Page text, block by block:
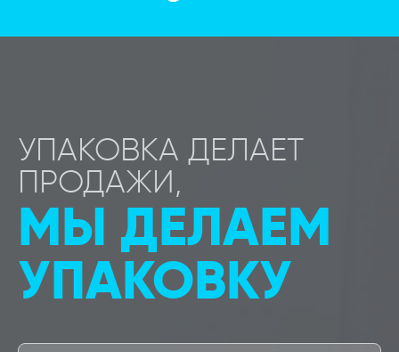
УПАКОВКА ДЕЛАЕТ
ПРОДАЖИ,
МЫ ДЕЛАЕМ
УПАКОВКУ